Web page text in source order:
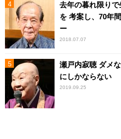
去年の暮れ限りで
を 考案し、70年
ー
2018.07.07
瀬戸内寂聴 ダメ
にしかならない
2019.09.25